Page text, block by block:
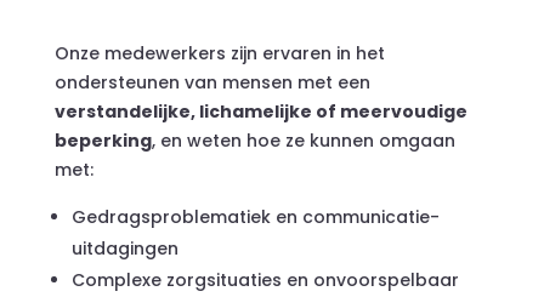
Onze medewerkers zijn ervaren in het
ondersteunen van mensen met een
verstandelijke, lichamelijke of meervoudige
beperking, en weten hoe ze kunnen omgaan
met:
Gedragsproblematiek en communicatie-
uitdagingen
Complexe zorgsituaties en onvoorspelbaar